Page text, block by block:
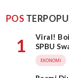
POS
1
Viral!
SPBU
EKONOMI